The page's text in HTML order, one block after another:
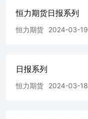
恒力期货日报系列
恒力期货 2024-03-19
日报系列
恒力期货 2024-03-18